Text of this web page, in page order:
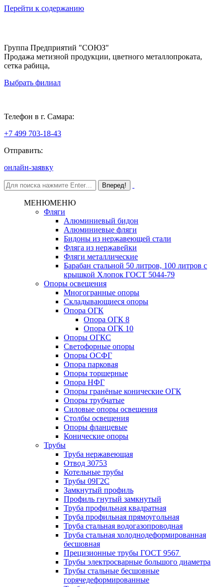
Перейти к содержанию
Группа Предприятий "СОЮЗ"
Продажа метизной продукции, цветного металлопроката,
сетка рабица,
Выбрать филиал
Телефон в г. Самара:
+7 499 703-18-43
Отправить:
онлайн-заявку
МЕНЮМЕНЮ
Фляги
Алюминиевый бидон
Алюминиевые фляги
Бидоны из нержавеющей стали
Фляга из нержавейки
Фляги металлические
Барабан стальной 50 литров, 100 литров с
крышкой Хлопок ГОСТ 5044-79
Опоры освещения
Многогранные опоры
Складывающиеся опоры
Опора ОГК
Опора ОГК 8
Опора ОГК 10
Опоры ОГКС
Светофорные опоры
Опоры ОСФГ
Опора парковая
Опоры торшерные
Опора НФГ
Опоры гранёные конические ОГК
Опоры трубчатые
Силовые опоры освещения
Столбы освещения
Опоры фланцевые
Конические опоры
Трубы
Труба нержавеющая
Отвод 30753
Котельные трубы
Трубы 09Г2С
Замкнутый профиль
Профиль гнутый замкнутый
Труба профильная квадратная
Труба профильная прямоугольная
Труба стальная водогазопроводная
Труба стальная холоднодеформированная
бесшовная
Прецизионные трубы ГОСТ 9567
Трубы электросварные большого диаметра
Трубы стальные бесшовные
горячедеформированные